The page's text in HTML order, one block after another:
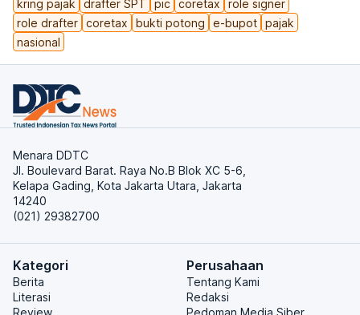
kring pajak drafter SPT pic coretax
role signer
role drafter coretax bukti potong e-bupot pajak
nasional
Menara DDTC
Jl. Boulevard Barat. Raya No.B Blok XC 5-6,
Kelapa Gading, Kota Jakarta Utara, Jakarta
14240
(021) 29382700
Kategori
Berita
Literasi
Review
Perusahaan
Tentang Kami
Redaksi
Pedoman Media Siber